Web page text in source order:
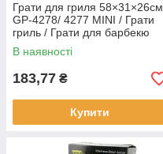
Грати для гриля 58×31×26см,
GP-4278/ 4277 MINI / Грати
гриль / Грати для барбекю
(24)
В наявності
183,77 ₴
Купити